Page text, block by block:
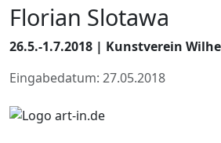
Florian Slotawa
26.5.-1.7.2018 | Kunstverein
Eingabedatum: 27.05.2018